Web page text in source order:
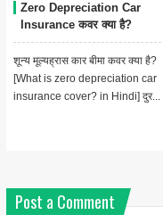
Zero Depreciation Car
Insurance कवर क्या है?
शून्य मूल्यह्रास कार बीमा कवर क्या है?
[What is zero depreciation car
insurance cover? in Hindi] दुर...
Post a Comment